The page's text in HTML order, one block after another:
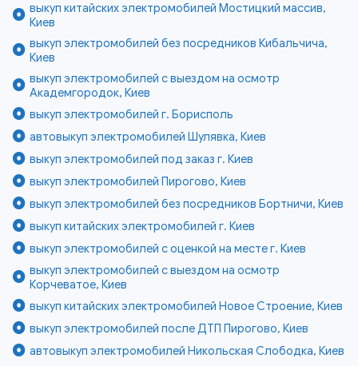
выкуп китайских электромобилей Мостицкий массив,
Киев
выкуп электромобилей без посредников Кибальчича,
Киев
выкуп электромобилей с выездом на осмотр
Академгородок, Киев
выкуп электромобилей г. Борисполь
автовыкуп электромобилей Шулявка, Киев
выкуп электромобилей под заказ г. Киев
выкуп электромобилей Пирогово, Киев
выкуп электромобилей без посредников Бортничи, Киев
выкуп китайских электромобилей г. Киев
выкуп электромобилей с оценкой на месте г. Киев
выкуп электромобилей с выездом на осмотр
Корчеватое, Киев
выкуп китайских электромобилей Новое Строение, Киев
выкуп электромобилей после ДТП Пирогово, Киев
автовыкуп электромобилей Никольская Слободка, Киев